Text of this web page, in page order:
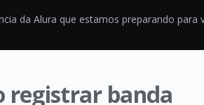
da Alura que estamos preparando
registrar banda